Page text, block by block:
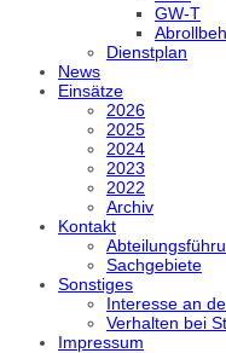
GW-T
Dienstplan
News
Einsätze
2026
2025
2024
2023
2022
Archiv
Kontakt
Sachgebiete
Sonstiges
Interesse an
Verhalten bei
Impressum